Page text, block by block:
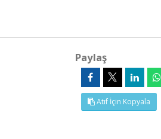
Paylaş
Atıf İçin Kopyala